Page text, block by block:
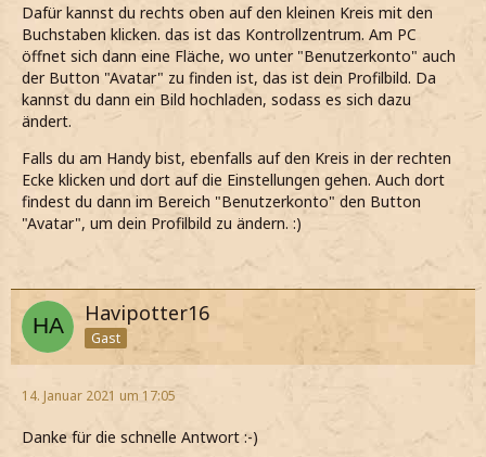
Dafür kannst du rechts oben auf den kleinen Kreis mit den
Buchstaben klicken. das ist das Kontrollzentrum. Am PC
öffnet sich dann eine Fläche, wo unter "Benutzerkonto" auch
der Button "Avatar" zu finden ist, das ist dein Profilbild. Da
kannst du dann ein Bild hochladen, sodass es sich dazu
ändert.
Falls du am Handy bist, ebenfalls auf den Kreis in der rechten
Ecke klicken und dort auf die Einstellungen gehen. Auch dort
findest du dann im Bereich "Benutzerkonto" den Button
"Avatar", um dein Profilbild zu ändern. :)
Havipotter16
Gast
14. Januar 2021 um 17:05
Danke für die schnelle Antwort :-)